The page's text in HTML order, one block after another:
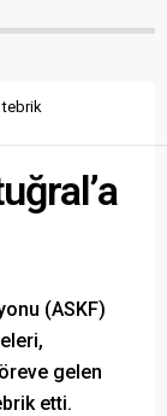
ihbar
tebrik
(ASKF)
gelen
etti.